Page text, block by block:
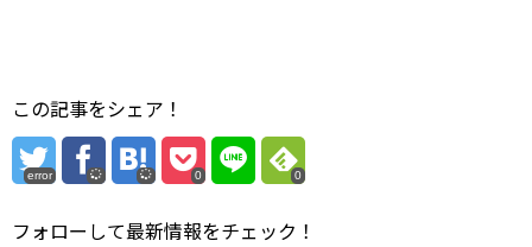
この記事をシェア！
error 0 0
フォローして最新情報をチェック！